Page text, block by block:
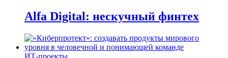
Alfa Digital: нескучный финтех
ИТ-проекты